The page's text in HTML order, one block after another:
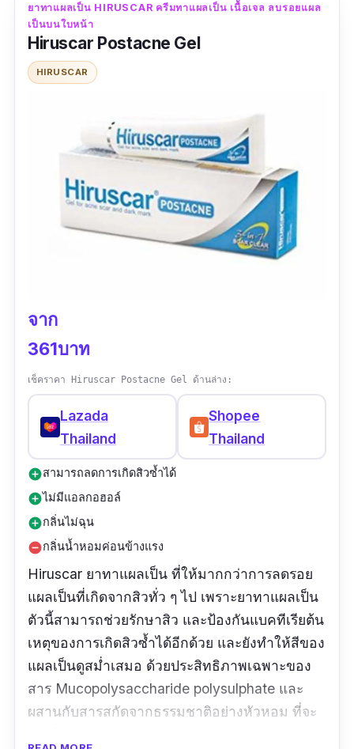
ตั้งแต่แผลหลุมสิว แผลเป็นจากสิว แผลเป็นจาก
แมลงกัด แผลผ่าตัด ไปจนถึงรอยแตกลายงาเลยที
เดียว
"ใช้มาสองอาทิตย์แล้วค่ะดีขึ้นค่อยๆจางลงใช้อย่าง
ต่อเนื่องเช้ากลางวันเยนยิ่งเห็นผลไวขึ้นดีค่ะ"
ยาทาแผลเป็น HIRUSCAR ครีมทาแผลเป็น เนื้อเจล ลบรอยแผล
เป็นบนใบหน้า
Hiruscar Postacne Gel
HIRUSCAR
จาก
361บาท
เช็คราคา Hiruscar Postacne Gel ด้านล่าง:
Lazada
Thailand
Shopee
Thailand
add_circleสามารถลดการเกิดสิวซ้ำได้
add_circleไม่มีแอลกอฮอล์
add_circleกลิ่นไม่ฉุน
remove_circleกลิ่นน้ำหอมค่อนข้างแรง
Hiruscar ยาทาแผลเป็น ที่ให้มากกว่าการลดรอย
แผลเป็นที่เกิดจากสิวทั่ว ๆ ไป เพราะยาทาแผลเป็น
ตัวนี้สามารถช่วยรักษาสิว และป้องกันแบคทีเรียต้น
เหตุของการเกิดสิวซ้ำได้อีกด้วย และยังทำให้สีของ
แผลเป็นดูสม่ำเสมอ ด้วยประสิทธิภาพเฉพาะของ
สาร Mucopolysaccharide polysulphate และ
ผสานกับสารสกัดจากธรรมชาติอย่างหัวหอม ที่จะ